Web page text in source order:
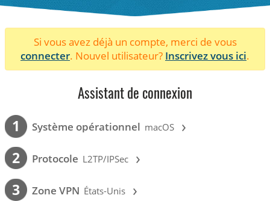
Si vous avez déjà un compte, merci de vous
connecter. Nouvel utilisateur? Inscrivez vous ici.
Assistant de connexion
1 Système opérationnel macOS ›
2 Protocole L2TP/IPSec ›
3 Zone VPN États-Unis ›